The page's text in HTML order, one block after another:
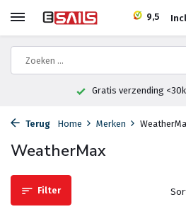
9,5
Gratis verzending
Terug Home Merken
WeatherMax
Filter